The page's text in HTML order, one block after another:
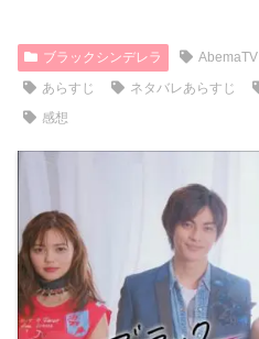
ブラックシンデレラ AbemaTV
あらすじ
ネタバレあらすじ
感想